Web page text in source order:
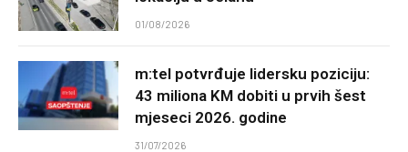
01/08/2026
m:tel potvrđuje lidersku poziciju:
43 miliona KM dobiti u prvih šest
mjeseci 2026. godine
31/07/2026